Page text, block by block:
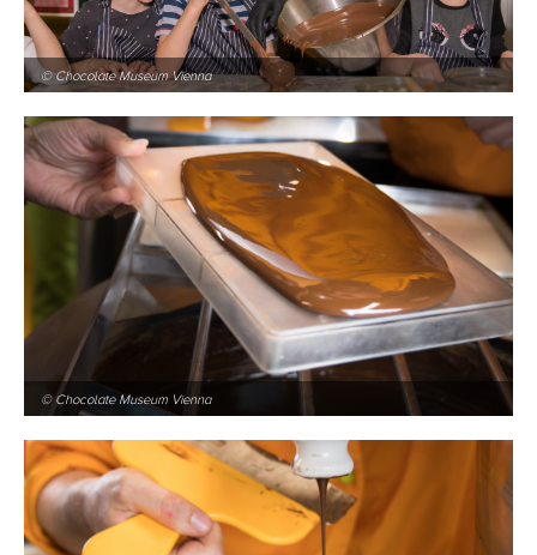
© Chocolate Museum Vienna
© Chocolate Museum Vienna